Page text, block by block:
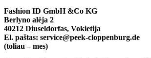
Fashion ID GmbH &Co KG
Berlyno alėja 2
40212 Diuseldorfas, Vokietija
El. paštas: service@peek-cloppenburg.de
(toliau – mes)